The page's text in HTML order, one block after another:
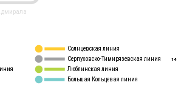
Солнцевская линия
Серпуховско-Тимирязевская линия
Люблинская линия
Большая Кольцевая линия
14